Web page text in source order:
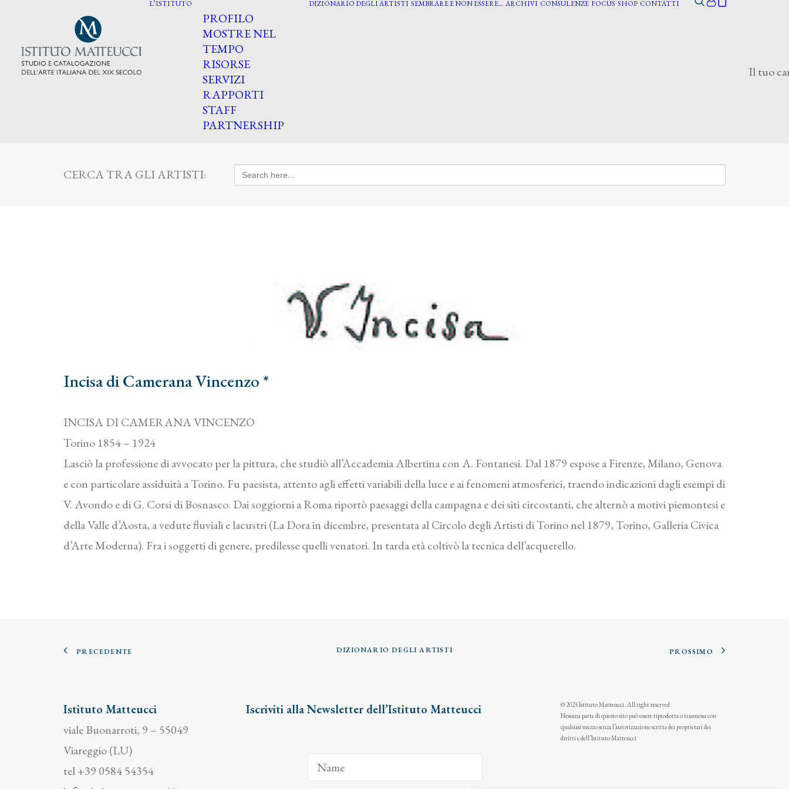
L’ISTITUTO
PROFILO
MOSTRE NEL
TEMPO
RISORSE
SERVIZI
RAPPORTI
STAFF
PARTNERSHIP
DIZIONARIO DEGLI ARTISTI SEMBRARE E NON ESSERE… ARCHIVI CONSULENZE FOCUS SHOP CONTATTI
Il tuo
CERCA TRA GLI ARTISTI: Search
for:
Incisa di Camerana Vincenzo *
INCISA DI CAMERANA VINCENZO
Torino 1854 – 1924
Lasciò la professione di avvocato per la pittura, che studiò all’Accademia Albertina con A. Fontanesi. Dal 1879 espose a Firenze, Milano, Genova
e con particolare assiduità a Torino. Fu paesista, attento agli effetti variabili della luce e ai fenomeni atmosferici, traendo indicazioni dagli esempi di
V. Avondo e di G. Corsi di Bosnasco. Dai soggiorni a Roma riportò paesaggi della campagna e dei siti circostanti, che alternò a motivi piemontesi e
della Valle d’Aosta, a vedute fluviali e lacustri (La Dora in dicembre, presentata al Circolo degli Artisti di Torino nel 1879, Torino, Galleria Civica
d’Arte Moderna). Fra i soggetti di genere, predilesse quelli venatori. In tarda età coltivò la tecnica dell’acquerello.
PRECEDENTE DIZIONARIO DEGLI ARTISTI PROSSIMO
Istituto Matteucci
viale Buonarroti, 9 – 55049
Viareggio (LU)
tel +39 0584 54354
Iscriviti alla Newsletter dell’Istituto Matteucci
© 2025 Istituto Matteucci. All right reserved
Nessuna parte di questo sito può essere riprodotta o trasmessa con
qualsiasi mezzo senza l’autorizzazione scritta dei proprietari dei
diritti e dell’Istituto Matteucci